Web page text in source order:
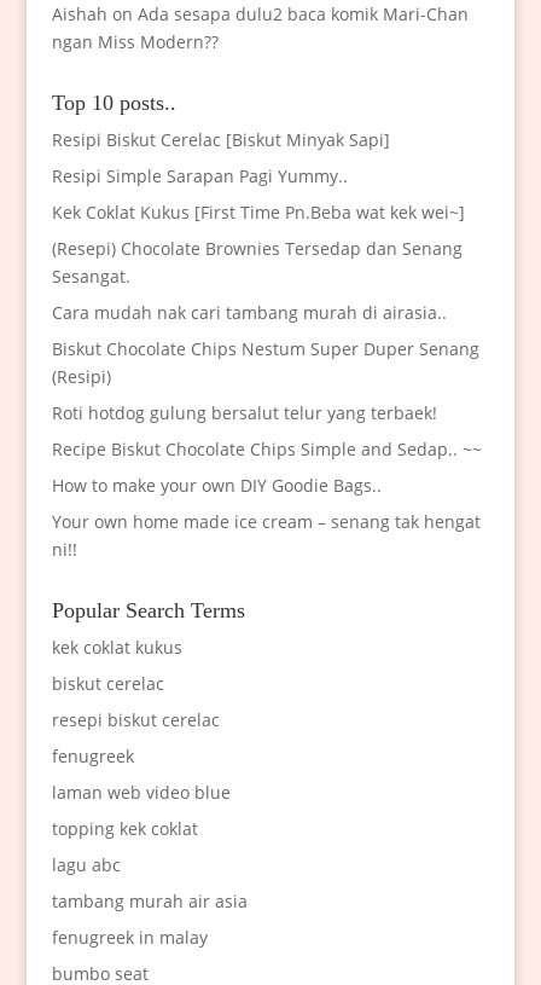
Aishah on Ada sesapa dulu2 baca komik Mari-Chan
ngan Miss Modern??
Top 10 posts..
Resipi Biskut Cerelac [Biskut Minyak Sapi]
Resipi Simple Sarapan Pagi Yummy..
Kek Coklat Kukus [First Time Pn.Beba wat kek wei~]
(Resepi) Chocolate Brownies Tersedap dan Senang
Sesangat.
Cara mudah nak cari tambang murah di airasia..
Biskut Chocolate Chips Nestum Super Duper Senang
(Resipi)
Roti hotdog gulung bersalut telur yang terbaek!
Recipe Biskut Chocolate Chips Simple and Sedap.. ~~
How to make your own DIY Goodie Bags..
Your own home made ice cream – senang tak hengat
ni!!
Popular Search Terms
kek coklat kukus
biskut cerelac
resepi biskut cerelac
fenugreek
laman web video blue
topping kek coklat
lagu abc
tambang murah air asia
fenugreek in malay
bumbo seat